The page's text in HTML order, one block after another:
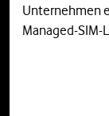
Unternehmen
Managed-SIM-